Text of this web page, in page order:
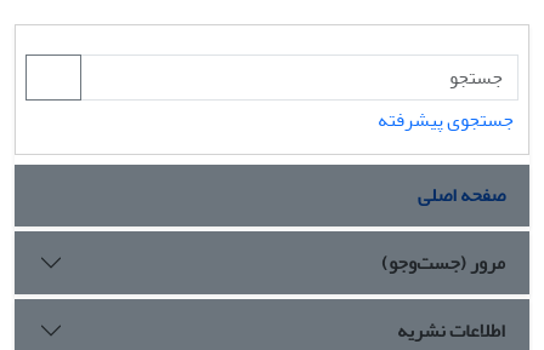
جستجوی پیشرفته
صفحه اصلی
مرور (جست‌وجو)
اطلاعات نشریه